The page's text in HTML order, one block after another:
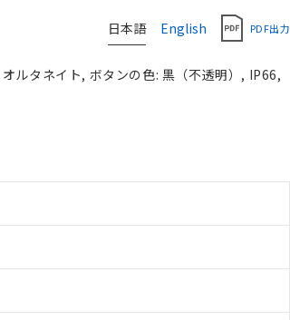
日本語 English PDF出力
ルタネイト, ボタンの色: 黒（不透明）, IP66,